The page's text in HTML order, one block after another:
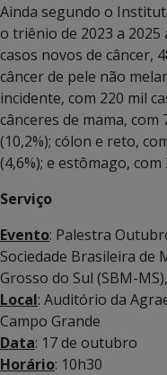
Ainda segundo o
o triênio de 2023 a
casos novos de câncer,
câncer de pele não
incidente, com 220 mil
cânceres de mama, com
(10,2%); cólon e reto,
(4,6%); e estômago,
Serviço
Evento: Palestra
Sociedade Brasileira de
Grosso do Sul (SBM-
Local: Auditório da
Campo Grande
Data: 17 de outubro
Horário: 10h30